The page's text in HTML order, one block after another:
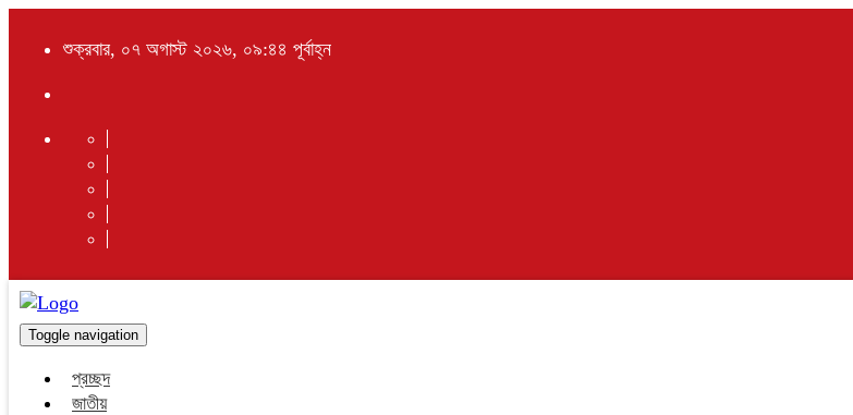
শুক্রবার, ০৭ অগাস্ট ২০২৬, ০৯:৪৪ পূর্বাহ্ন
Toggle navigation
প্রচ্ছদ
জাতীয়